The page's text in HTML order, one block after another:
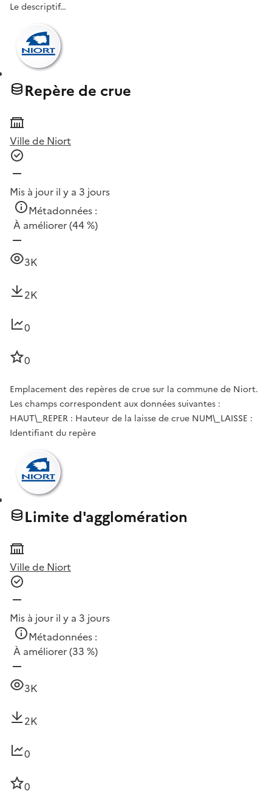
Le descriptif…
Repère de crue
Ville de Niort
Mis à jour il y a 3 jours
Métadonnées :
À améliorer(44 %)
3K
2K
0
0
Emplacement des repères de crue sur la commune de Niort.
Les champs correspondent aux données suivantes :
HAUT\_REPER : Hauteur de la laisse de crue NUM\_LAISSE :
Identifiant du repère
Limite d'agglomération
Ville de Niort
Mis à jour il y a 3 jours
Métadonnées :
À améliorer(33 %)
3K
2K
0
0